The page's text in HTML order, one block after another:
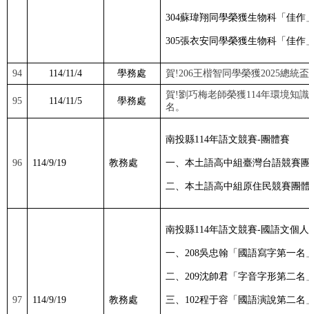
304蘇瑋翔同學榮獲生物科「佳
305張衣安同學榮獲生物科「佳
94 114/11/4 學務處 賀!206王楷智同學榮獲2025總統
95 114/11/5 學務處
賀!劉巧梅老師榮獲114年環境知
名。
96 114/9/19 教務處
南投縣114年語文競賽-團體賽
一、本土語高中組臺灣台語競賽
二、本土語高中組原住民競賽團
97 114/9/19 教務處
南投縣114年語文競賽-國語文個
一、 208吳忠翰「國語寫字第一
二、 209沈帥君「字音字形第二
三、 102程于容「國語演說第二